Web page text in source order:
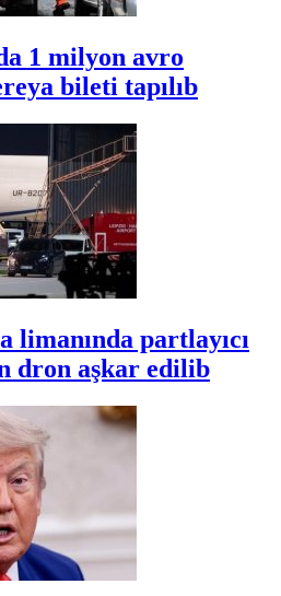
1 milyon avro
bileti tapılıb
limanında partlayıcı
dron aşkar edilib